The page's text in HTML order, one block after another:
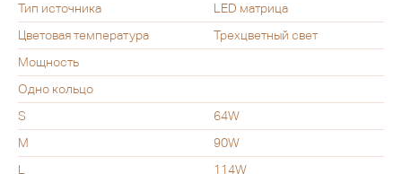
Тип источника
LED матрица
Цветовая температура
Трехцветный свет
Мощность
Одно кольцо
S
64W
M
90W
L
114W